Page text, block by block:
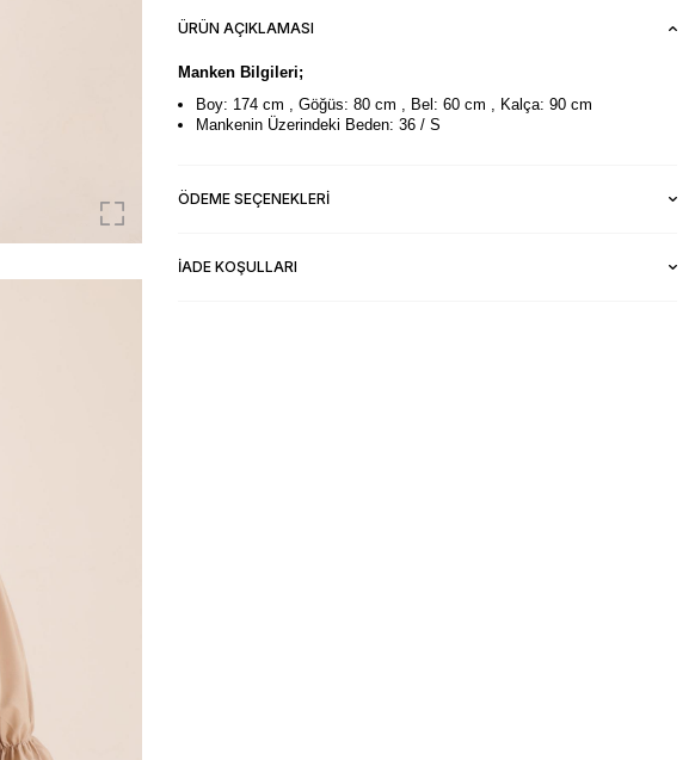
ÜRÜN AÇIKLAMASI
Manken Bilgileri;
Boy: 174 cm , Göğüs: 80 cm , Bel: 60 cm , Kalça: 90 cm
Mankenin Üzerindeki Beden: 36 / S
ÖDEME SEÇENEKLERI
İADE KOŞULLARI